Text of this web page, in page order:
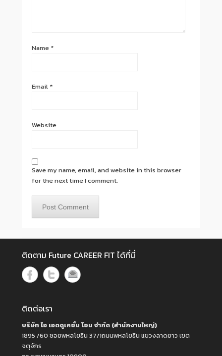
Name *
Email *
Website
Save my name, email, and website in this browser
for the next time I comment.
ติดตาม Future CAREER FIT ได้ที่นี่
ติดต่อเรา
บริษัท ไอ เอดดูเคชั่น โซน จำกัด (สำนักงานใหญ่)
1895 /60 ซอยพหลโยธิน 37/1ถนนพหลโยธิน แขวงลาดยาว เขต
จตุจักร